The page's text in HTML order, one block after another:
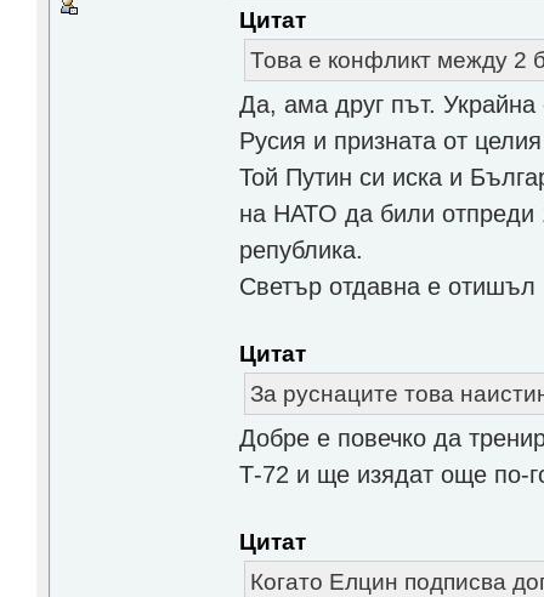
Цитат
Това е конфликт между 2
Да, ама друг път.
Русия и призната от
Той Путин си иска и
на НАТO да били
република.
Светър отдавна е отишъл
Цитат
За руснаците това
Добре е повечко да
Т-72 и ще изядат още по-
Цитат
Когато Елцин подписва